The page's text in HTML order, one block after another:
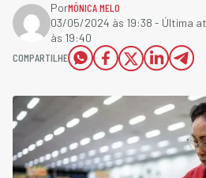
PorMÔNICA MELO
03/05/2024 às 19:38 - Última
às 19:40
COMPARTILHE